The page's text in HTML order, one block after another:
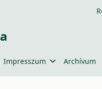
Impresszum Archívum